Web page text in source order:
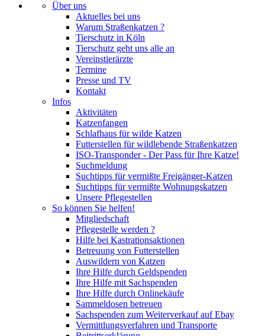
Über uns
Aktuelles bei uns
Warum Straßenkatzen ?
Tierschutz in Köln
Tierschutz geht uns alle an
Vereinstierärzte
Termine
Presse und TV
Kontakt
Infos
Aktivitäten
Katzenfangen
Schlafhaus für wilde Katzen
Futterstellen für wildlebende Straßenkatzen
ISO-Transponder - Der Pass für Ihre Katze!
Suchmeldung
Suchtipps für vermißte Freigänger-Katzen
Suchtipps für vermißte Wohnungskatzen
Unsere Pflegestellen
So können Sie helfen!
Mitgliedschaft
Pflegestelle werden ?
Hilfe bei Kastrationsaktionen
Betreuung von Futterstellen
Auswildern von Katzen
Ihre Hilfe durch Geldspenden
Ihre Hilfe mit Sachspenden
Ihre Hilfe durch Onlinekäufe
Sammeldosen betreuen
Sachspenden zum Weiterverkauf auf Ebay
Vermittlungsverfahren und Transporte